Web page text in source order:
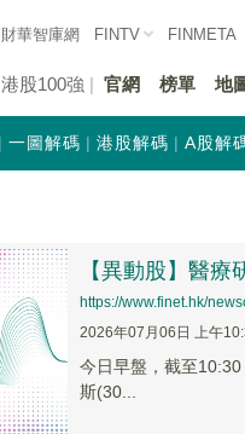
財華智庫網 FINTV FINMETA
港股100強 官網 榜單 地
一圖解碼 港股解碼 A股解
【異動股】醫
https://www.finet.hk/
2026年07月06日 上午
今日早盤，截至
斯(30...